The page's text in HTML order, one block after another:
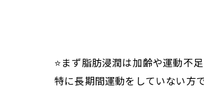
⭐️まず脂肪浸潤は加齢や運動不
特に長期間運動をしていない方